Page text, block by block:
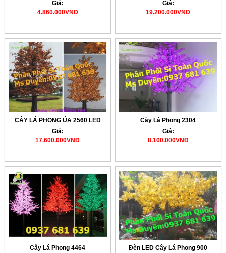
Giá:
4.860.000VNĐ
Giá:
19.200.000VNĐ
CÂY LÁ PHONG ÚA 2560 LED
Giá:
17.600.000VNĐ
Cây Lá Phong 2304
Giá:
8.100.000VNĐ
Cây Lá Phong 4464
Đèn LED Cây Lá Phong 900